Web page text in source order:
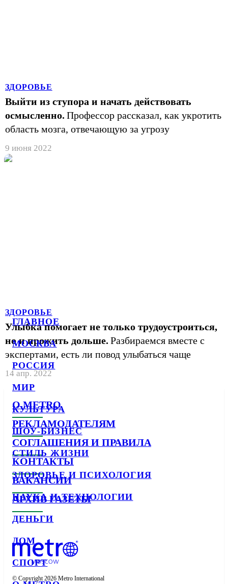
ГЛАВНОЕ
МОСКВА
РОССИЯ
МИР
КУЛЬТУРА
ШОУ-БИЗНЕС
СТИЛЬ ЖИЗНИ
ЗДОРОВЬЕ И ПСИХОЛОГИЯ
НАУКА И ТЕХНОЛОГИИ
ДЕНЬГИ
ДОМ
СПОРТ
ЗДОРОВЬЕ
Выйти из ступора и начать действовать
осмысленно. Профессор рассказал, как укротить
область мозга, отвечающую за угрозу
9 июня 2022
ЗДОРОВЬЕ
Улыбка помогает не только трудоустроиться,
но и прожить дольше. Разбираемся вместе с
экспертами, есть ли повод улыбаться чаще
14 апр. 2022
О METRO
РЕКЛАМОДАТЕЛЯМ
СОГЛАШЕНИЯ И ПРАВИЛА
КОНТАКТЫ
ВАКАНСИИ
АРХИВ ГАЗЕТЫ
© Copyright 2026 Metro International